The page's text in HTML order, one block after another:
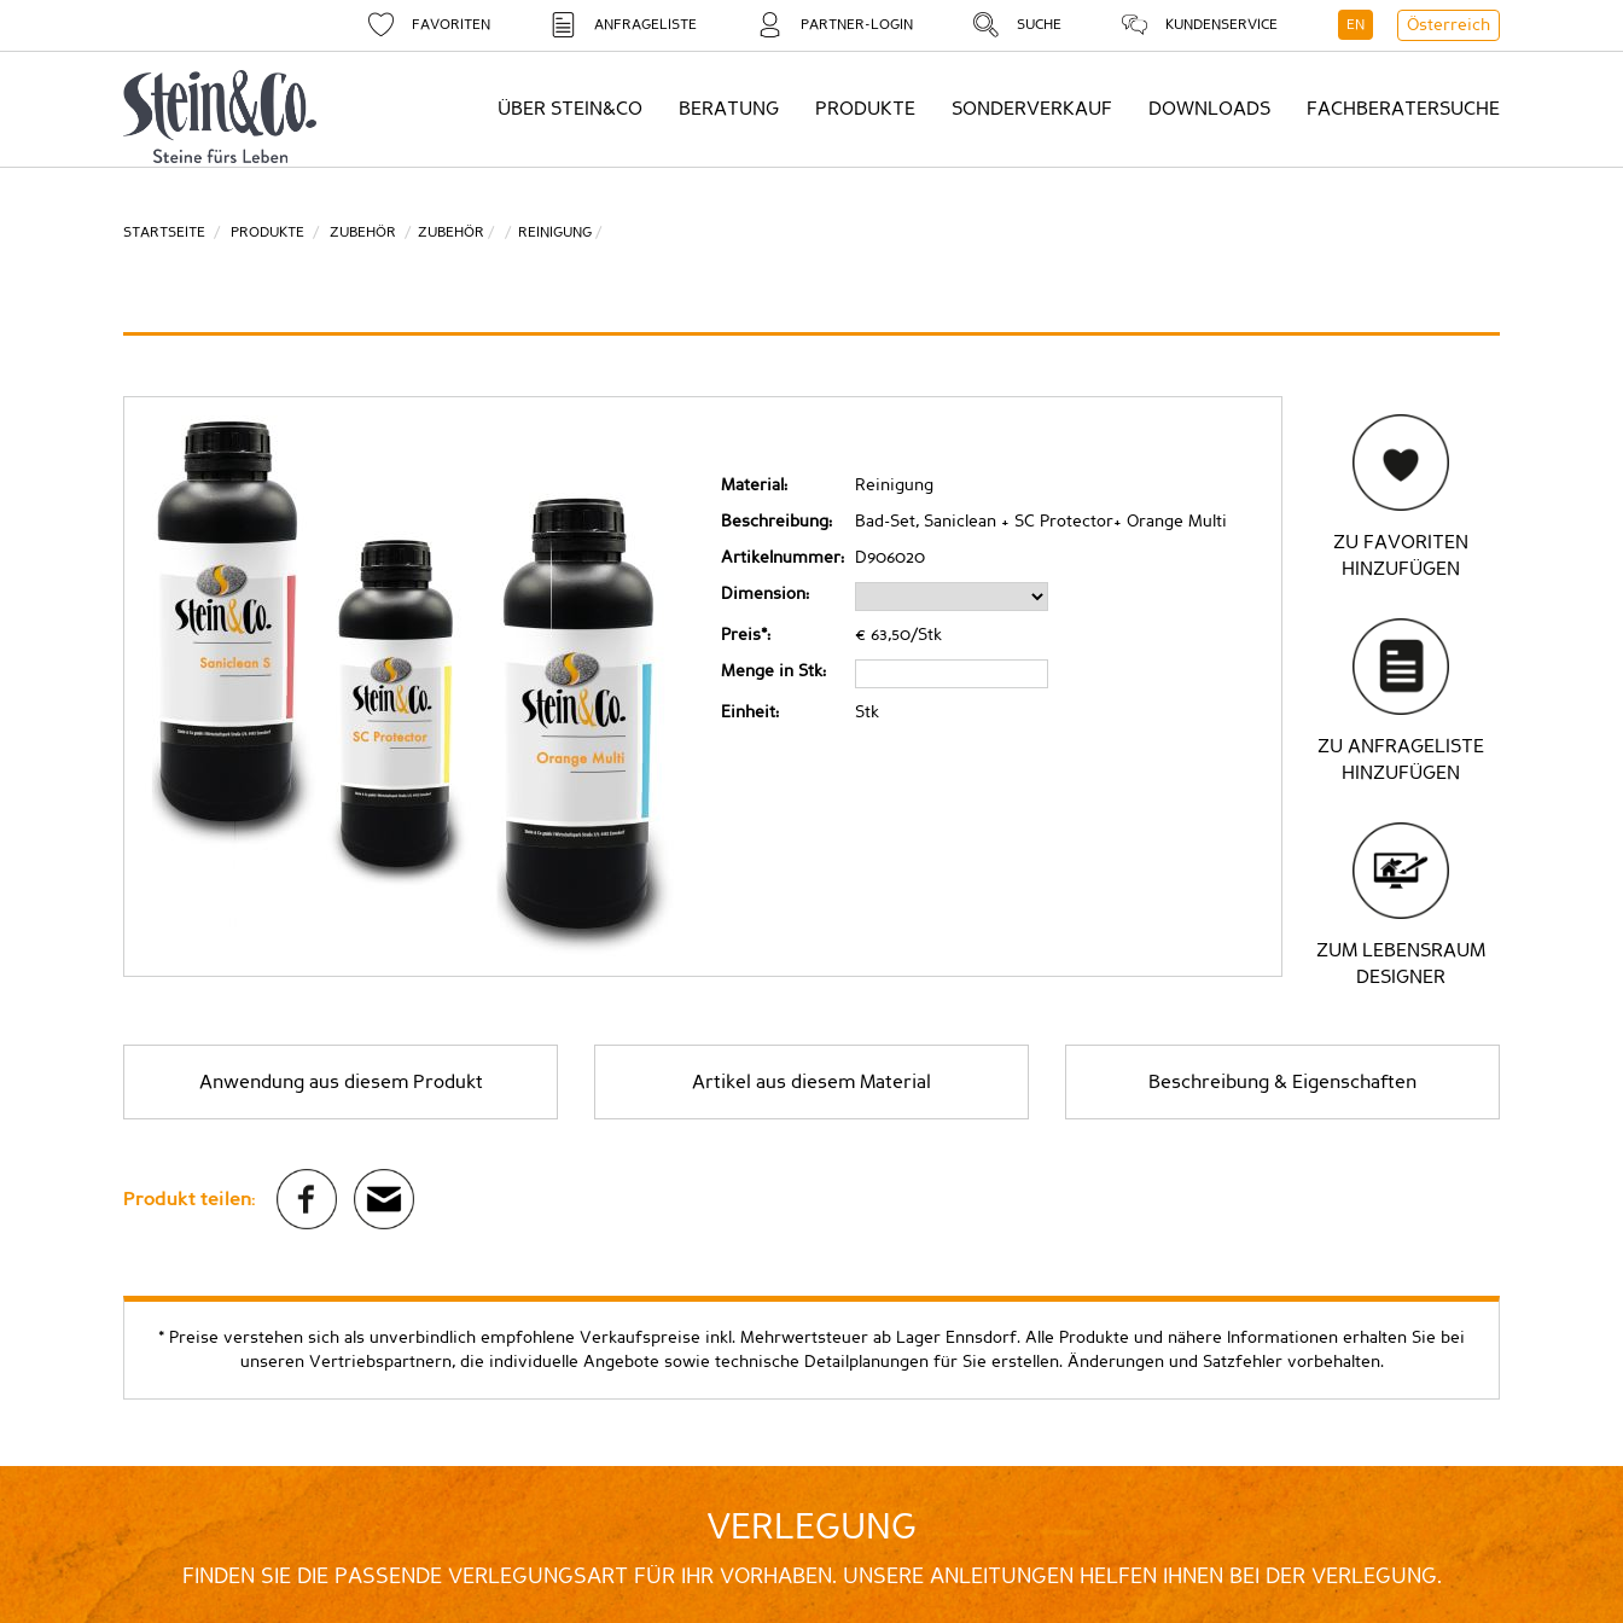
FAVORITEN ANFRAGELISTE PARTNER-LOGIN SUCHE KUNDENSERVICE EN Österreich
ÜBER STEIN&CO BERATUNG PRODUKTE SONDERVERKAUF DOWNLOADS FACHBERATERSUCHE
STARTSEITE PRODUKTE ZUBEHÖR ZUBEHÖR REINIGUNG
Material: Reinigung
Beschreibung: Bad-Set, Saniclean + SC Protector+ Orange Multi
Artikelnummer: D906020
Dimension:
Preis*: € 63,50/Stk
Menge in Stk:
Einheit: Stk
ZU FAVORITEN
HINZUFÜGEN
ZU ANFRAGELISTE
HINZUFÜGEN
ZUM LEBENSRAUM
DESIGNER
Anwendung aus diesem Produkt Artikel aus diesem Material Beschreibung & Eigenschaften
Produkt teilen:
* Preise verstehen sich als unverbindlich empfohlene Verkaufspreise inkl. Mehrwertsteuer ab Lager Ennsdorf. Alle Produkte und nähere Informationen erhalten Sie bei
unseren Vertriebspartnern, die individuelle Angebote sowie technische Detailplanungen für Sie erstellen. Änderungen und Satzfehler vorbehalten.
VERLEGUNG
FINDEN SIE DIE PASSENDE VERLEGUNGSART FÜR IHR VORHABEN. UNSERE ANLEITUNGEN HELFEN IHNEN BEI DER VERLEGUNG.